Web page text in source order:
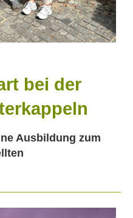
bei der
Ausbildung zum